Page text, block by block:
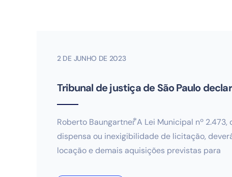
2 DE JUNHO DE 2023
Tribunal de justiça de São Paulo
Roberto Baungartner⃰ A Lei Municipal nº
dispensa ou inexigibilidade de licitação,
locação e demais aquisições previstas para